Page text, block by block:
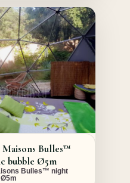
DU PROJET
Maisons Bulles™
bubble Ø5m
Bulles™ night